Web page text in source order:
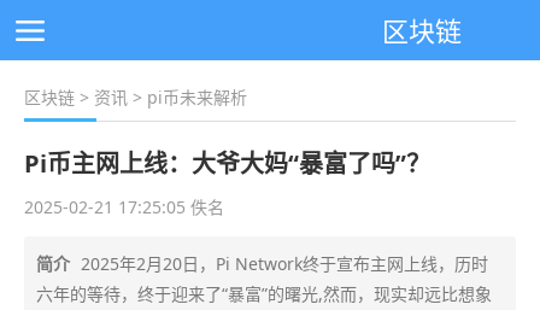
区块链
区块链 > 资讯 > pi币未来解析
Pi币主网上线：大爷大妈“暴富了吗”？
2025-02-21 17:25:05 佚名
简介 2025年2月20日，Pi Network终于宣布主网上线，历时
六年的等待，终于迎来了“暴富”的曙光,然而，现实却远比想象